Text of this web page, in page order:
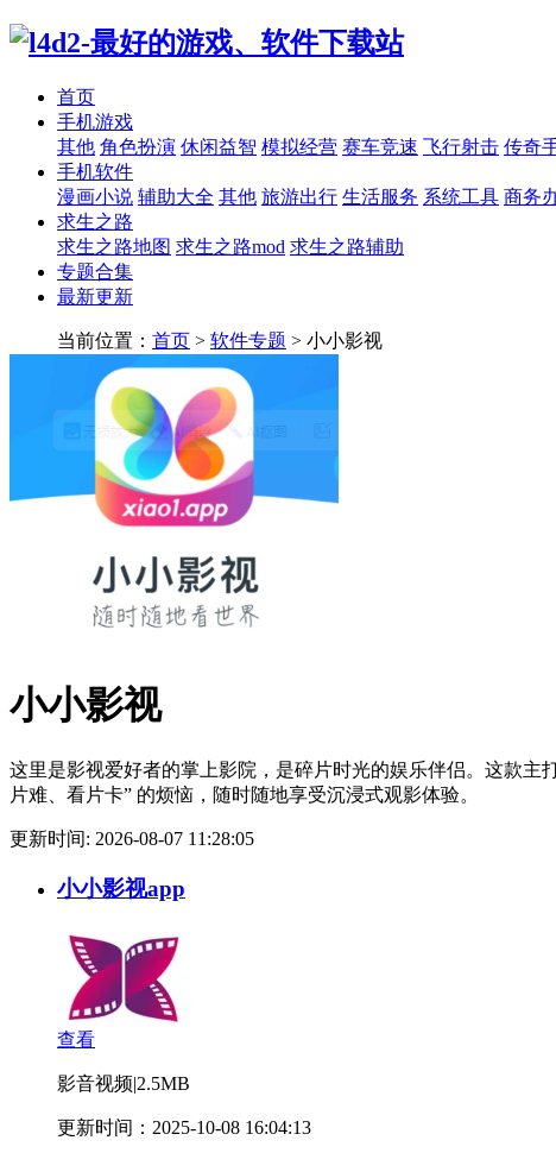
首页
手机游戏
其他 角色扮演 休闲益智 模拟经营 赛车竞速 飞行射击 传奇
手机软件
漫画小说 辅助大全 其他 旅游出行 生活服务 系统工具 商务
求生之路
求生之路地图 求生之路mod 求生之路辅助
专题合集
最新更新
当前位置： 首页 > 软件专题 > 小小影视
小小影视
这里是影视爱好者的掌上影院，是碎片时光的娱乐伴侣。这款主
片难、看片卡” 的烦恼，随时随地享受沉浸式观影体验。
更新时间: 2026-08-07 11:28:05
小小影视app
查看
影音视频|2.5MB
更新时间：2025-10-08 16:04:13